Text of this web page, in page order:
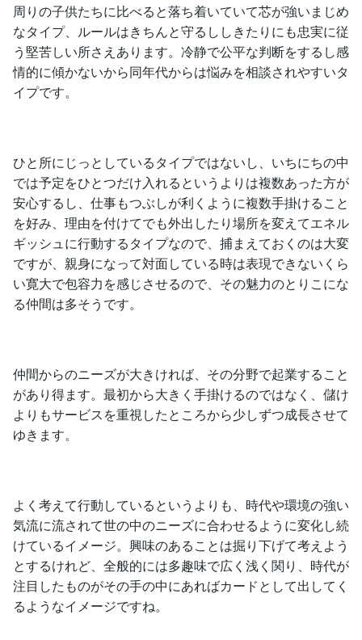
周りの子供たちに比べると落ち着いていて芯が強いまじめ
なタイプ、ルールはきちんと守るししきたりにも忠実に従
う堅苦しい所さえあります。冷静で公平な判断をするし感
情的に傾かないから同年代からは悩みを相談されやすいタ
イプです。
ひと所にじっとしているタイプではないし、いちにちの中
では予定をひとつだけ入れるというよりは複数あった方が
安心するし、仕事もつぶしが利くように複数手掛けること
を好み、理由を付けてでも外出したり場所を変えてエネル
ギッシュに行動するタイプなので、捕まえておくのは大変
ですが、親身になって対面している時は表現できないくら
い寛大で包容力を感じさせるので、その魅力のとりこにな
る仲間は多そうです。
仲間からのニーズが大きければ、その分野で起業すること
があり得ます。最初から大きく手掛けるのではなく、儲け
よりもサービスを重視したところから少しずつ成長させて
ゆきます。
よく考えて行動しているというよりも、時代や環境の強い
気流に流されて世の中のニーズに合わせるように変化し続
けているイメージ。興味のあることは掘り下げて考えよう
とするけれど、全般的には多趣味で広く浅く関り、時代が
注目したものがその手の中にあればカードとして出してく
るようなイメージですね。